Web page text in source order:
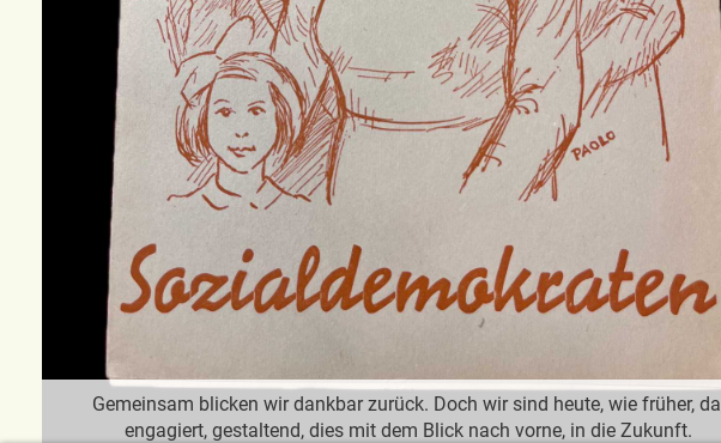
Gemeinsam blicken wir dankbar zurück. Doch wir sind heute, wie früher,
engagiert, gestaltend, dies mit dem Blick nach vorne, in die Zukunft.